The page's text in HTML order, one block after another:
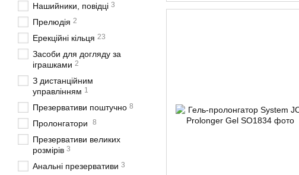
Нашийники, повідці 3
Прелюдія 2
Ерекційні кільця 23
Засоби для догляду за
іграшками 2
З дистанційним
управлінням 1
Презервативи поштучно 8
Пролонгатори 8
Презервативи великих
розмірів 3
Анальні презервативи 3